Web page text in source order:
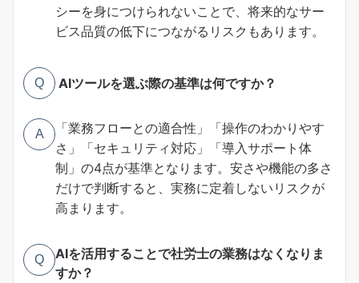
シーを身につけられないことで、将来的なサー
ビス品質の低下につながるリスクもあります。
Q AIツールを選ぶ際の基準は何ですか？
A
「業務フローとの適合性」「操作のわかりやす
さ」「セキュリティ対応」「導入サポート体
制」の4点が基準となります。安さや機能の多さ
だけで判断すると、実務に定着しないリスクが
高まります。
Q
AIを活用することで社労士の業務はなくなりま
すか？